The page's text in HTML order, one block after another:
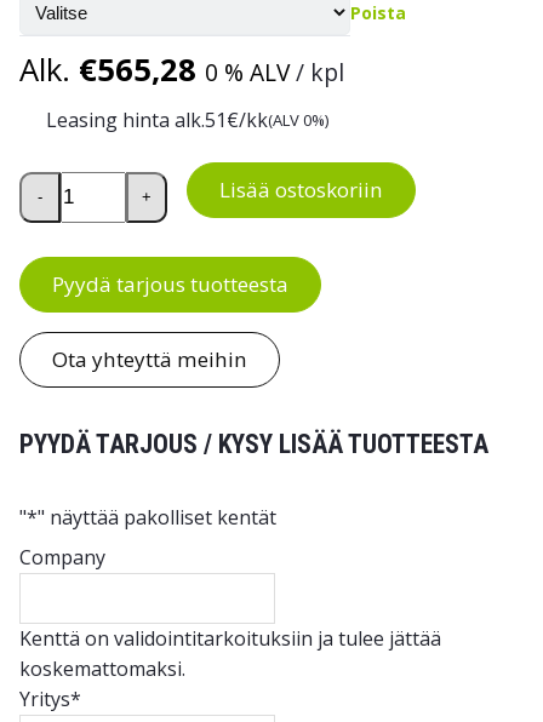
Poista
Alk. €565,28 0 % ALV/ kpl
Leasing hinta alk.51€/kk(ALV 0%)
Lavavaunu RST määrä
- + Lisää ostoskoriin
Pyydä tarjous tuotteesta
Ota yhteyttä meihin
PYYDÄ TARJOUS / KYSY LISÄÄ TUOTTEESTA
"*" näyttää pakolliset kentät
Company
Kenttä on validointitarkoituksiin ja tulee jättää
koskemattomaksi.
Yritys*